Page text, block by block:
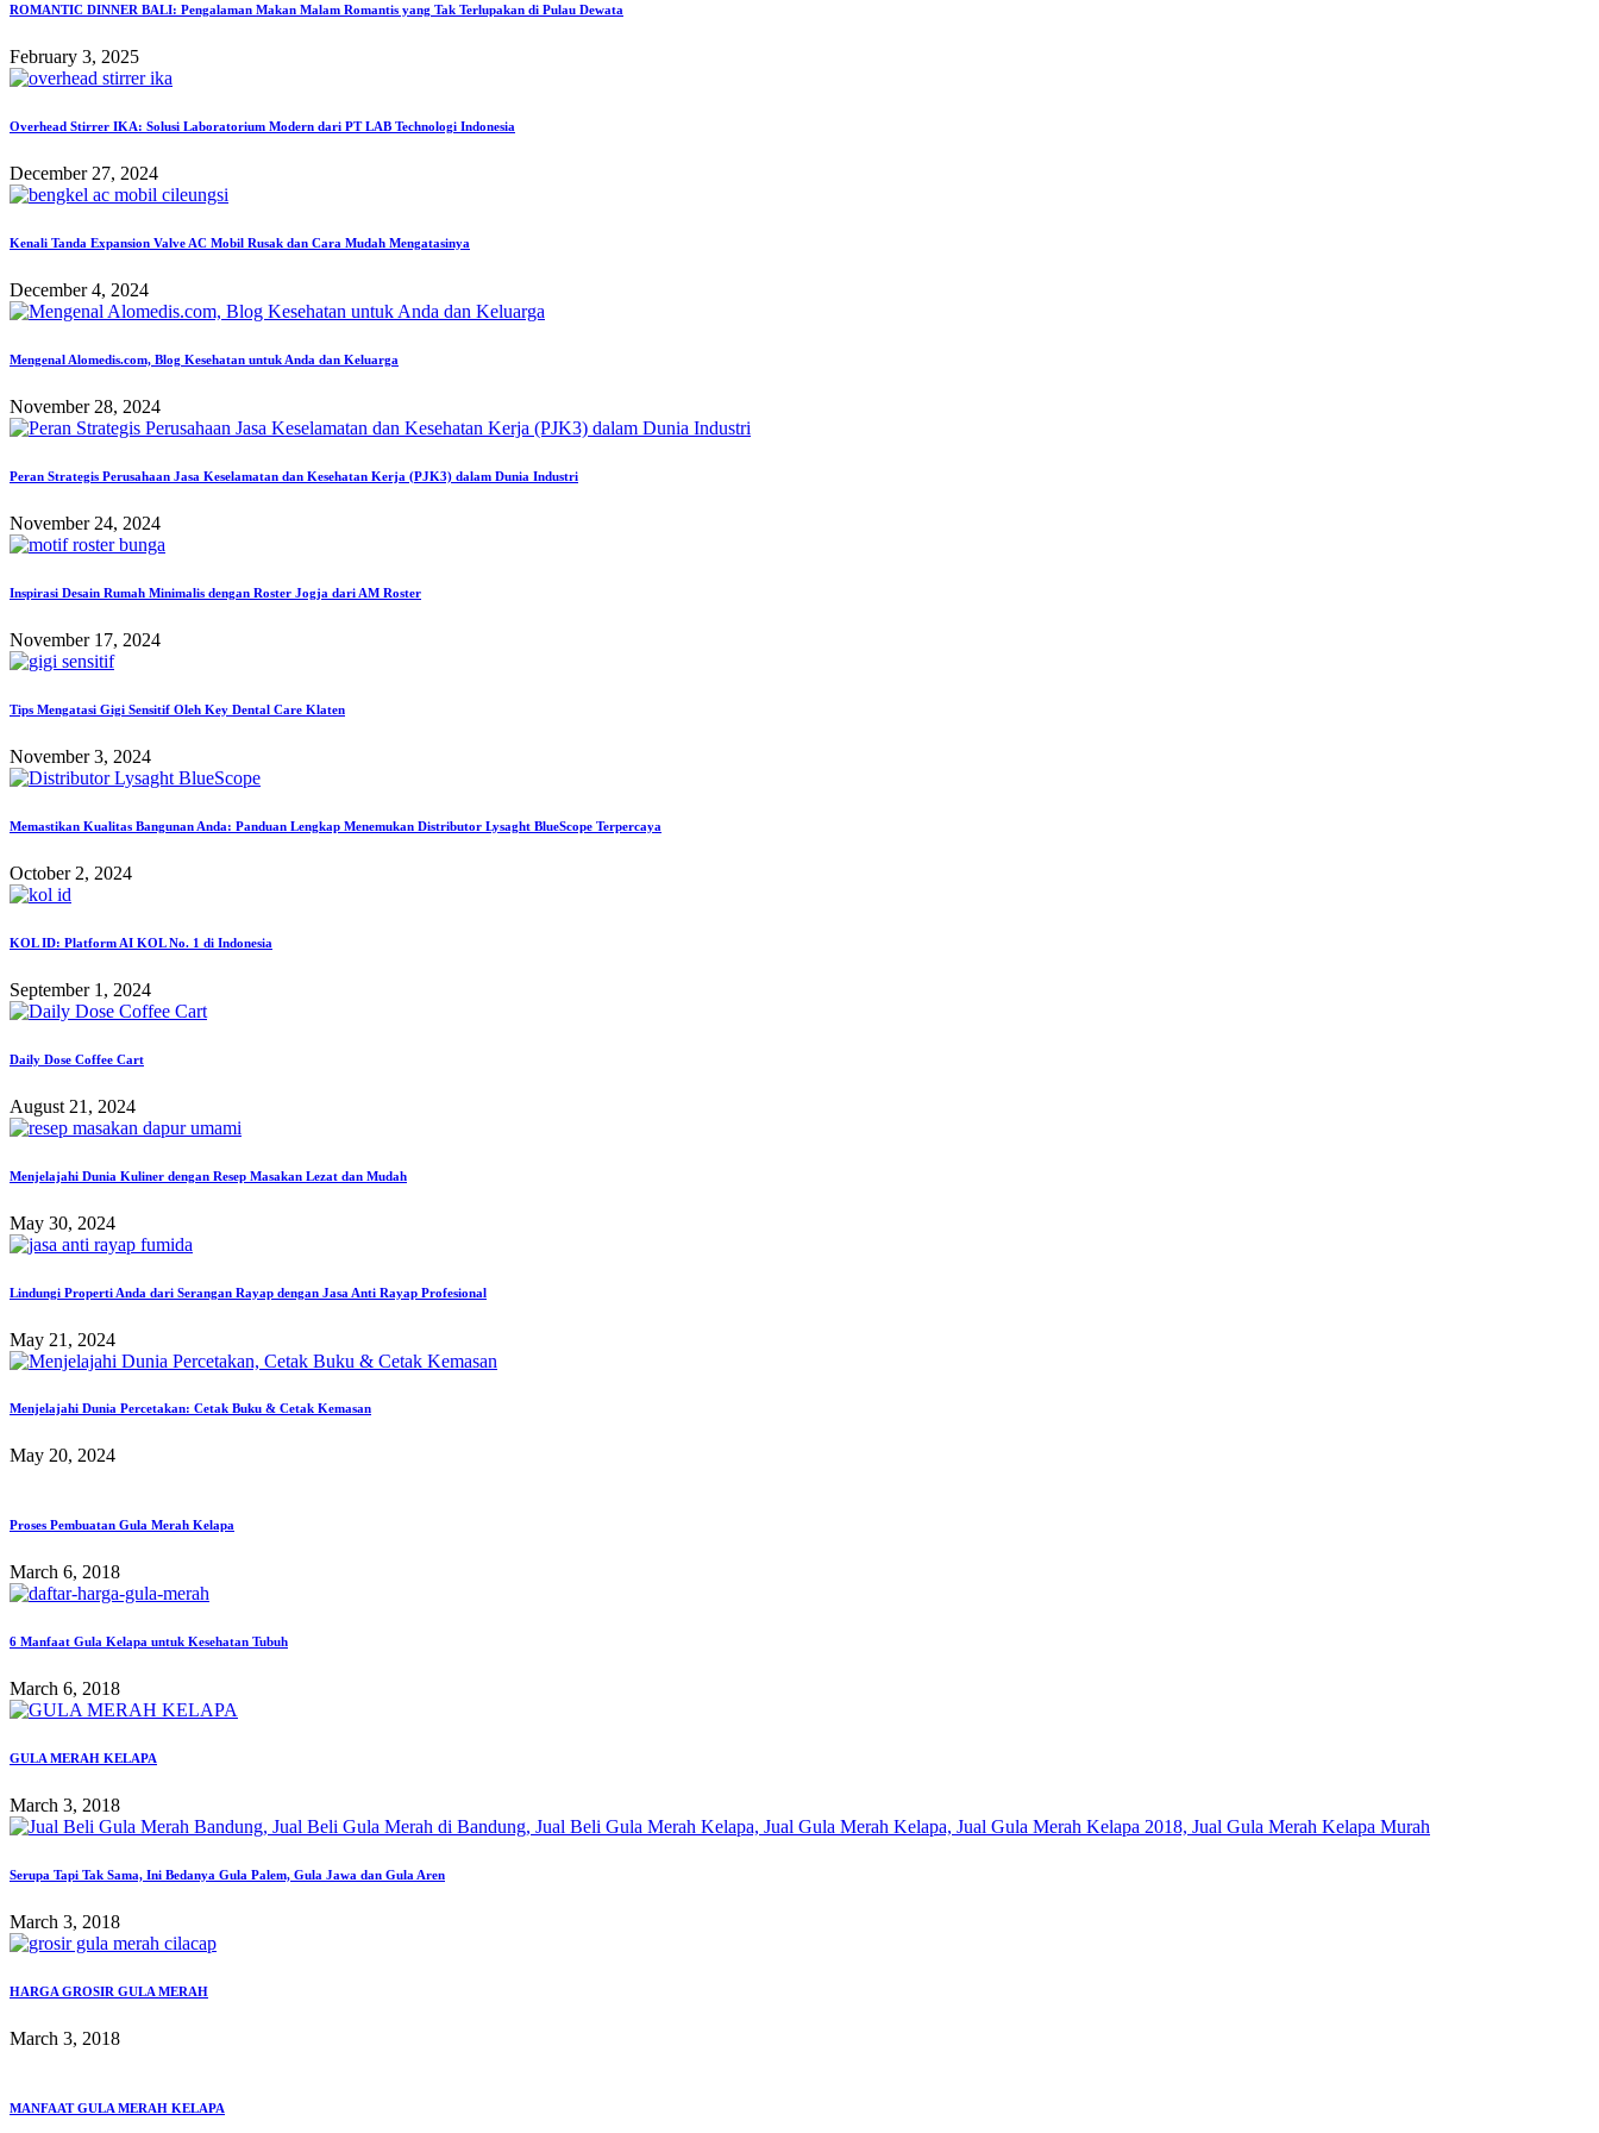
ROMANTIC DINNER BALI: Pengalaman Makan Malam Romantis yang Tak Terlupakan di Pulau Dewata
February 3, 2025
Overhead Stirrer IKA: Solusi Laboratorium Modern dari PT LAB Technologi Indonesia
December 27, 2024
Kenali Tanda Expansion Valve AC Mobil Rusak dan Cara Mudah Mengatasinya
December 4, 2024
Mengenal Alomedis.com, Blog Kesehatan untuk Anda dan Keluarga
November 28, 2024
Peran Strategis Perusahaan Jasa Keselamatan dan Kesehatan Kerja (PJK3) dalam Dunia Industri
November 24, 2024
Inspirasi Desain Rumah Minimalis dengan Roster Jogja dari AM Roster
November 17, 2024
Tips Mengatasi Gigi Sensitif Oleh Key Dental Care Klaten
November 3, 2024
Memastikan Kualitas Bangunan Anda: Panduan Lengkap Menemukan Distributor Lysaght BlueScope Terpercaya
October 2, 2024
KOL ID: Platform AI KOL No. 1 di Indonesia
September 1, 2024
Daily Dose Coffee Cart
August 21, 2024
Menjelajahi Dunia Kuliner dengan Resep Masakan Lezat dan Mudah
May 30, 2024
Lindungi Properti Anda dari Serangan Rayap dengan Jasa Anti Rayap Profesional
May 21, 2024
Menjelajahi Dunia Percetakan: Cetak Buku & Cetak Kemasan
May 20, 2024
Proses Pembuatan Gula Merah Kelapa
March 6, 2018
6 Manfaat Gula Kelapa untuk Kesehatan Tubuh
March 6, 2018
GULA MERAH KELAPA
March 3, 2018
Serupa Tapi Tak Sama, Ini Bedanya Gula Palem, Gula Jawa dan Gula Aren
March 3, 2018
HARGA GROSIR GULA MERAH
March 3, 2018
MANFAAT GULA MERAH KELAPA